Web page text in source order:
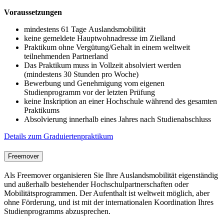
Voraussetzungen
mindestens 61 Tage Auslandsmobilität
keine gemeldete Hauptwohnadresse im Zielland
Praktikum ohne Vergütung/Gehalt in einem weltweit
teilnehmenden Partnerland
Das Praktikum muss in Vollzeit absolviert werden
(mindestens 30 Stunden pro Woche)
Bewerbung und Genehmigung vom eigenen
Studienprogramm vor der letzten Prüfung
keine Inskription an einer Hochschule während des gesamten
Praktikums
Absolvierung innerhalb eines Jahres nach Studienabschluss
Details zum Graduiertenpraktikum
Freemover
Als Freemover organisieren Sie Ihre Auslandsmobilität eigenständig
und außerhalb bestehender Hochschulpartnerschaften oder
Mobilitätsprogrammen. Der Aufenthalt ist weltweit möglich, aber
ohne Förderung, und ist mit der internationalen Koordination Ihres
Studienprogramms abzusprechen.